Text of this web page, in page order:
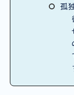
孤